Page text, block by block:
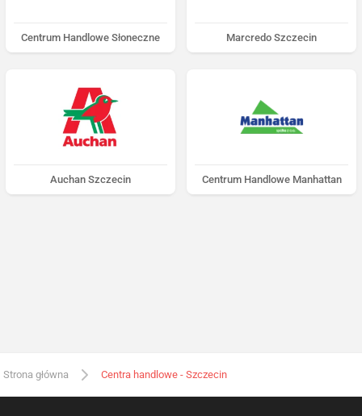
Centrum Handlowe Słoneczne Marcredo Szczecin
Auchan Szczecin Centrum Handlowe Manhattan
Strona główna Centra handlowe - Szczecin